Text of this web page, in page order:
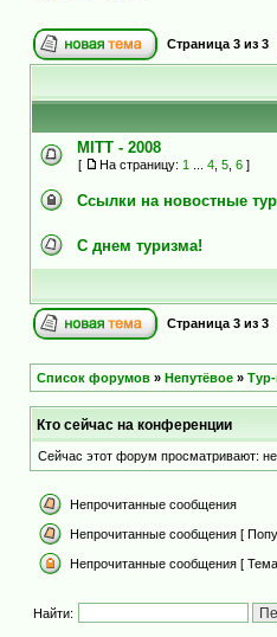
Страница 3 из 3
MITT - 2008
[ На страницу: 1 4 5 6 ]
Cсылки на новостные
С днем туризма!
Страница 3 из 3
Список форумов » Непутёвое »
Кто сейчас на конференции
Сейчас этот форум просматривают:
Непрочитанные сообщения
Непрочитанные сообщения [
Непрочитанные сообщения [
Найти: